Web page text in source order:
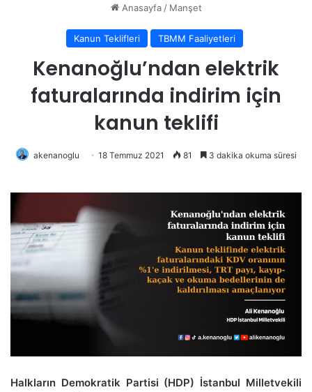
Anasayfa / Manşet
Kanun Teklifleri TBMM Faaliyetleri
Kenanoğlu’ndan elektrik
faturalarında indirim için
kanun teklifi
akenanoglu 18 Temmuz 2021 81 3 dakika okuma süresi
Halkların Demokratik Partisi (HDP) İstanbul Milletvekili